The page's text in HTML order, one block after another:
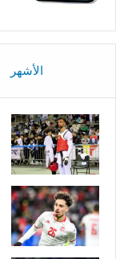
الأشهر